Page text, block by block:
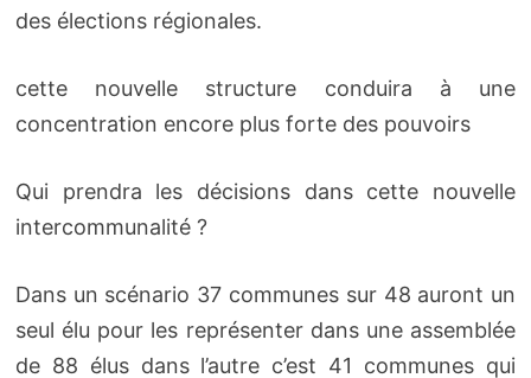
des élections régionales.
cette nouvelle structure conduira à une
concentration encore plus forte des pouvoirs
Qui prendra les décisions dans cette nouvelle
intercommunalité ?
Dans un scénario 37 communes sur 48 auront un
seul élu pour les représenter dans une assemblée
de 88 élus dans l’autre c’est 41 communes qui